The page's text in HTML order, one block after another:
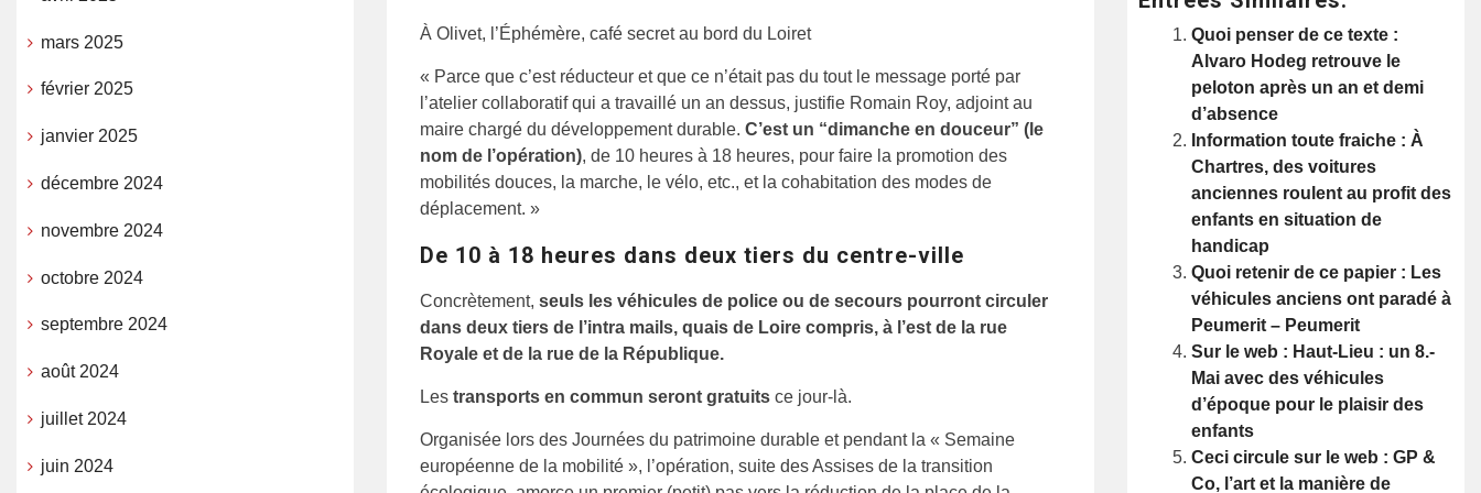
À Olivet, l’Éphémère, café secret au bord du Loiret
« Parce que c’est réducteur et que ce n’était pas du tout le message porté par
l’atelier collaboratif qui a travaillé un an dessus, justifie Romain Roy, adjoint au
maire chargé du développement durable. C’est un “dimanche en douceur” (le
nom de l’opération), de 10 heures à 18 heures, pour faire la promotion des
mobilités douces, la marche, le vélo, etc., et la cohabitation des modes de
déplacement. »
De 10 à 18 heures dans deux tiers du centre-ville
Concrètement, seuls les véhicules de police ou de secours pourront circuler
dans deux tiers de l’intra mails, quais de Loire compris, à l’est de la rue
Royale et de la rue de la République.
Les transports en commun seront gratuits ce jour-là.
Organisée lors des Journées du patrimoine durable et pendant la « Semaine
européenne de la mobilité », l’opération, suite des Assises de la transition
Quoi penser de ce texte :
Alvaro Hodeg retrouve le
peloton après un an et demi
d’absence
Information toute fraiche : À
Chartres, des voitures
anciennes roulent au profit des
enfants en situation de
handicap
Quoi retenir de ce papier : Les
véhicules anciens ont paradé à
Peumerit – Peumerit
Sur le web : Haut-Lieu : un 8.-
Mai avec des véhicules
d’époque pour le plaisir des
enfants
Ceci circule sur le web : GP &
Co, l’art et la manière de
mars 2025
février 2025
janvier 2025
décembre 2024
novembre 2024
octobre 2024
septembre 2024
août 2024
juillet 2024
juin 2024